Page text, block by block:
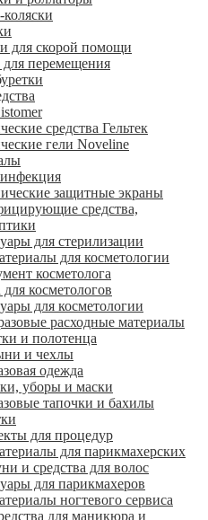
для скорой помощи
перемещения
средства Гельтек
гели Noveline
защитные экраны
средства,
для стерилизации
для косметологии
косметолога
косметологов
для косметологии
расходные материалы
и полотенца
и чехлы
одежда
уборы и маски
тапочки и бахилы
для процедур
для парикмахерских
и средства для волос
для парикмахеров
ногтевого сервиса
для маникюра и